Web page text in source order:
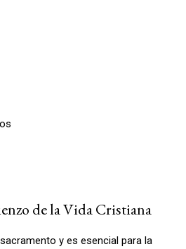
de la Vida Cristiana
y es esencial para la